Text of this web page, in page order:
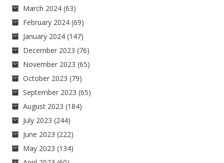
March 2024 (63)
February 2024 (69)
January 2024 (147)
December 2023 (76)
November 2023 (65)
October 2023 (79)
September 2023 (65)
August 2023 (184)
July 2023 (244)
June 2023 (222)
May 2023 (134)